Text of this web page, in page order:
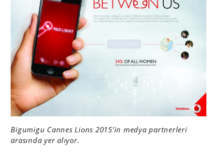
Bigumigu Cannes Lions 2015’in medya partnerleri
arasında yer alıyor.